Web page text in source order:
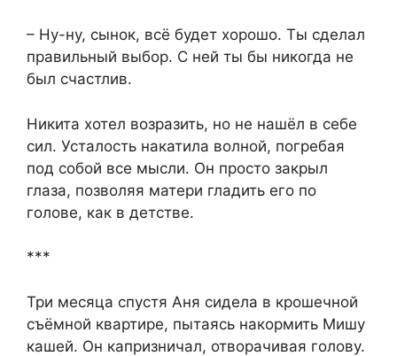
– Ну-ну, сынок, всё будет хорошо. Ты сделал
правильный выбор. С ней ты бы никогда не
был счастлив.
Никита хотел возразить, но не нашёл в себе
сил. Усталость накатила волной, погребая
под собой все мысли. Он просто закрыл
глаза, позволяя матери гладить его по
голове, как в детстве.
***
Три месяца спустя Аня сидела в крошечной
съёмной квартире, пытаясь накормить Мишу
кашей. Он капризничал, отворачивая голову.